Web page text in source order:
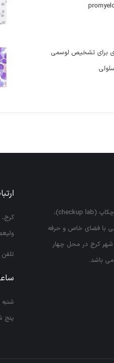
برای تشخیص لوسمی
آزمایشگاه تشخیصی پزشکی و تخصصی چکاپ (checkup lab)،
با فضای خاص و حرفه
کرج در محل چهار
باشد.
كرج،
شنبه
پنج